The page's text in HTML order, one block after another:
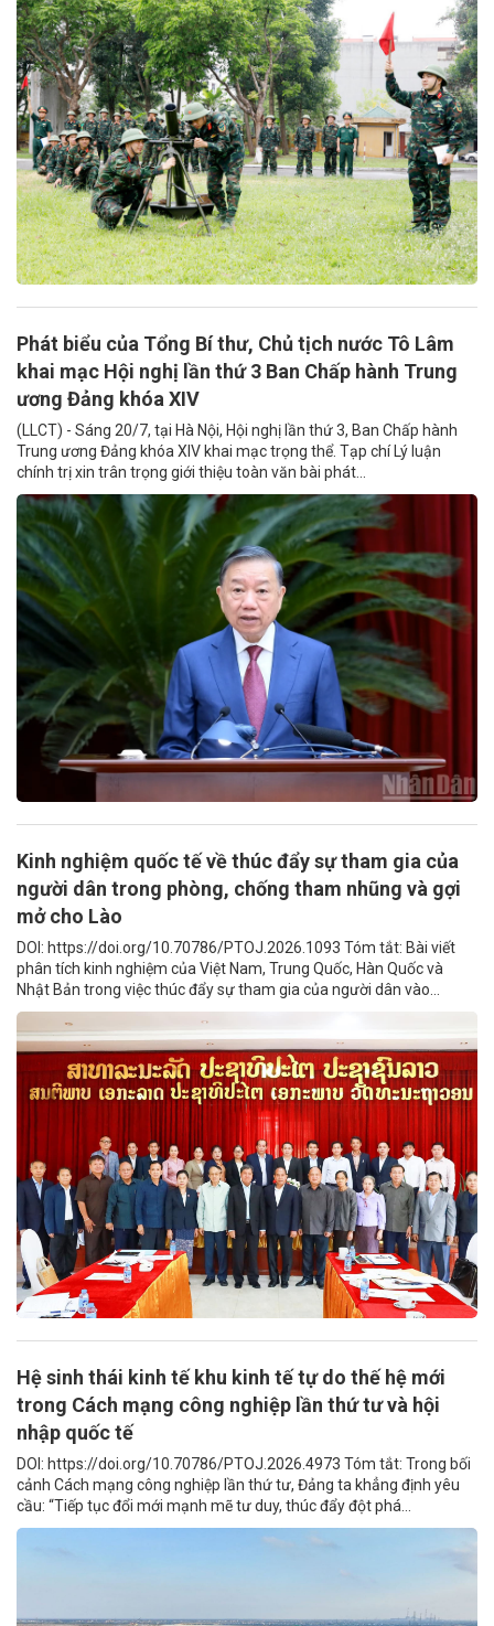
Phát biểu của Tổng Bí thư, Chủ tịch nước Tô Lâm
khai mạc Hội nghị lần thứ 3 Ban Chấp hành Trung
ương Đảng khóa XIV
(LLCT) - Sáng 20/7, tại Hà Nội, Hội nghị lần thứ 3, Ban Chấp hành
Trung ương Đảng khóa XIV khai mạc trọng thể. Tạp chí Lý luận
chính trị xin trân trọng giới thiệu toàn văn bài phát...
Kinh nghiệm quốc tế về thúc đẩy sự tham gia của
người dân trong phòng, chống tham nhũng và gợi
mở cho Lào
DOI: https://doi.org/10.70786/PTOJ.2026.1093 Tóm tắt: Bài viết
phân tích kinh nghiệm của Việt Nam, Trung Quốc, Hàn Quốc và
Nhật Bản trong việc thúc đẩy sự tham gia của người dân vào...
Hệ sinh thái kinh tế khu kinh tế tự do thế hệ mới
trong Cách mạng công nghiệp lần thứ tư và hội
nhập quốc tế
DOI: https://doi.org/10.70786/PTOJ.2026.4973 Tóm tắt: Trong bối
cảnh Cách mạng công nghiệp lần thứ tư, Đảng ta khẳng định yêu
cầu: “Tiếp tục đổi mới mạnh mẽ tư duy, thúc đẩy đột phá...